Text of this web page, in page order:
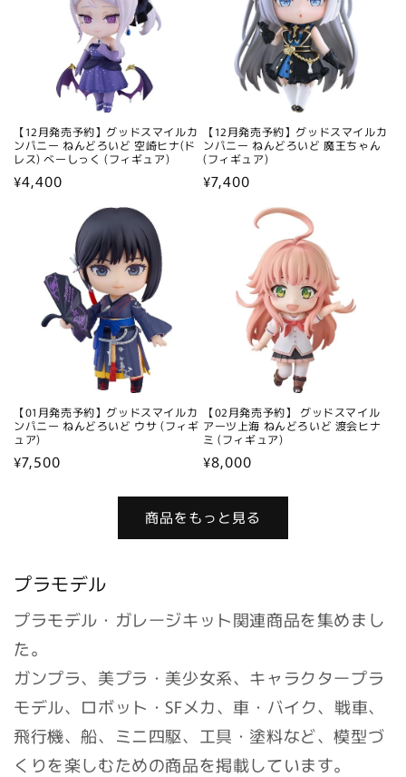
【12月発売予約】グッドスマイルカ
ンパニー ねんどろいど 空崎ヒナ(ド
レス) べーしっく (フィギュア)
通
¥4,400
【12月発売予約】グッドスマイルカ
ンパニー ねんどろいど 魔王ちゃん
(フィギュア)
通
¥7,400
【01月発売予約】グッドスマイルカ
ンパニー ねんどろいど ウサ (フィギ
ュア)
通
¥7,500
【02月発売予約】 グッドスマイル
アーツ上海 ねんどろいど 渡会ヒナ
ミ (フィギュア)
通
格
¥8,000
商品をもっと見る
プラモデル
プラモデル・ガレージキット関連商品を集めまし
た。
ガンプラ、美プラ・美少女系、キャラクタープラ
モデル、ロボット・SFメカ、車・バイク、戦車、
飛行機、船、ミニ四駆、工具・塗料など、模型づ
くりを楽しむための商品を掲載しています。